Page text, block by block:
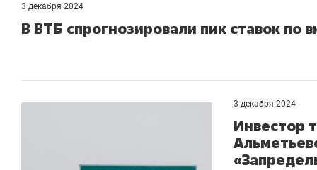
3 декабря 2024
В ВТБ спрогнозировали пик ставок по
3 декабря 2024
Инвестор